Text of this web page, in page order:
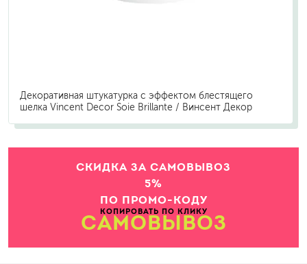
Декоративная штукатурка с эффектом блестящего
шелка Vincent Decor Soie Brillante / Винсент Декор
СКИДКА ЗА САМОВЫВОЗ
5%
ПО ПРОМО-КОДУ
КОПИРОВАТЬ ПО КЛИКУ
САМОВЫВОЗ